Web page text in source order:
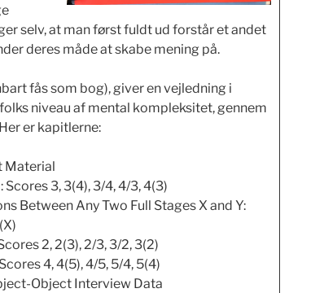
selv, at man først fuldt ud forstår et andet
deres måde at skabe mening på.
fås som bog), giver en vejledning i
niveau af mental kompleksitet, gennem
er kapitlerne:
Material
3, 3(4), 3/4, 4/3, 4(3)
Between Any Two Full Stages X and Y:
2, 2(3), 2/3, 3/2, 3(2)
4, 4(5), 4/5, 5/4, 5(4)
Object Interview Data